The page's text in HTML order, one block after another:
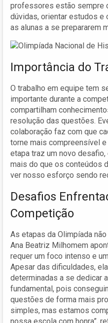
professores estão sempre
dúvidas, orientar estudos e
as alunas a se prepararem
Importância do
O trabalho em equipe tem
importante durante a
compartilham
resolução das questões.
colaboração faz com que
torne mais compreensível e
etapa traz um novo
mais do que os conteúdos
ver nosso esforço sendo
Desafios
Competição
As etapas da Olimpíada
Ana Beatriz Milhomem
requer um foco intenso e
Apesar das dificuldades,
determinadas a se dedicar
fundamental, pois
questões de forma mais
simples, mas estamos